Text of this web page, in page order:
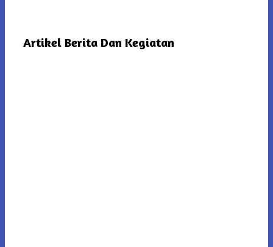
Artikel Berita Dan Kegiatan